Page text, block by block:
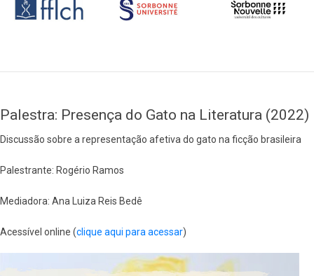
Palestra: Presença do Gato na Literatura (2022)
Discussão sobre a representação afetiva do gato na ficção brasileira
Palestrante: Rogério Ramos
Mediadora: Ana Luiza Reis Bedê
Acessível online (clique aqui para acessar)